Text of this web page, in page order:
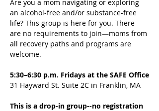
Are you a mom navigating or exploring
an alcohol-free and/or substance-free
life? This group is here for you. There
are no requirements to join—moms from
all recovery paths and programs are
welcome.
5:30–6:30 p.m. Fridays at the SAFE Office
31 Hayward St. Suite 2C in Franklin, MA
This is a drop-in group--no registration